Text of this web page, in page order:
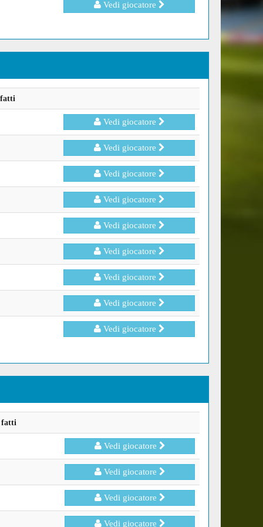
Vedi giocatore
Vedi giocatore
Vedi giocatore
Vedi giocatore
Vedi giocatore
Vedi giocatore
Vedi giocatore
Vedi giocatore
Vedi giocatore
Vedi giocatore
Vedi giocatore
Vedi giocatore
Vedi giocatore
Vedi giocatore